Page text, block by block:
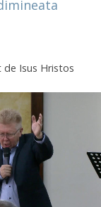
de Isus Hristos